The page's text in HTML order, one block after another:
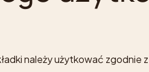
należy użytkować